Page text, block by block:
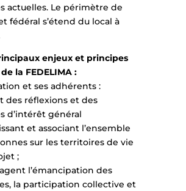
actuelles. Le périmètre de
fédéral s’étend du local à
enjeux et principes
la FEDELIMA :
et ses adhérents :
des réflexions et des
d’intérêt général
et associant l’ensemble
sur les territoires de vie
;
l’émancipation des
la participation collective et